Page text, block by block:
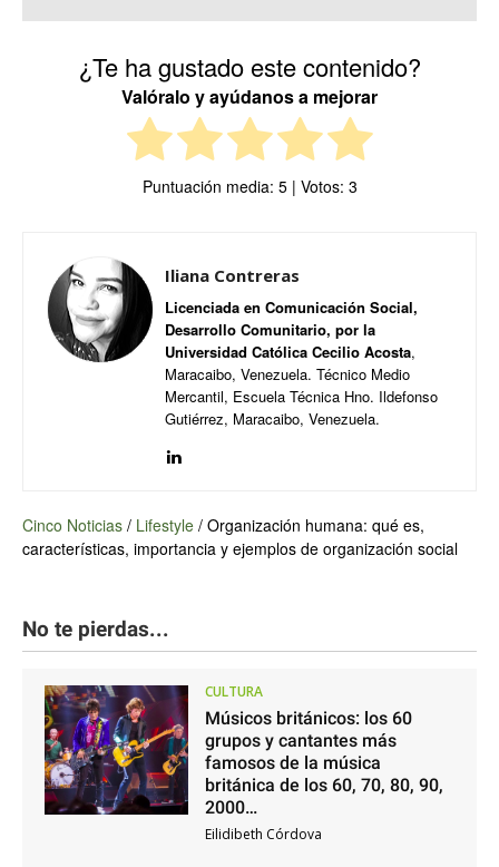
¿Te ha gustado este contenido?
Valóralo y ayúdanos a mejorar
Puntuación media: 5| Votos: 3
Iliana Contreras
Licenciada en Comunicación Social,
Desarrollo Comunitario, por la
Universidad Católica Cecilio Acosta,
Maracaibo, Venezuela. Técnico Medio
Mercantil, Escuela Técnica Hno. Ildefonso
Gutiérrez, Maracaibo, Venezuela.
Cinco Noticias / Lifestyle / Organización humana: qué es,
características, importancia y ejemplos de organización social
No te pierdas...
CULTURA
Músicos británicos: los 60
grupos y cantantes más
famosos de la música
británica de los 60, 70, 80, 90,
2000…
Eilidibeth Córdova